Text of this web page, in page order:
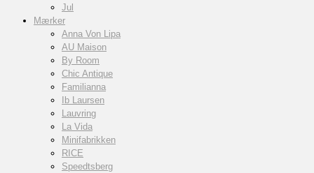
Jul
Mærker
Anna Von Lipa
AU Maison
By Room
Chic Antique
Familianna
Ib Laursen
Lauvring
La Vida
Minifabrikken
RICE
Speedtsberg